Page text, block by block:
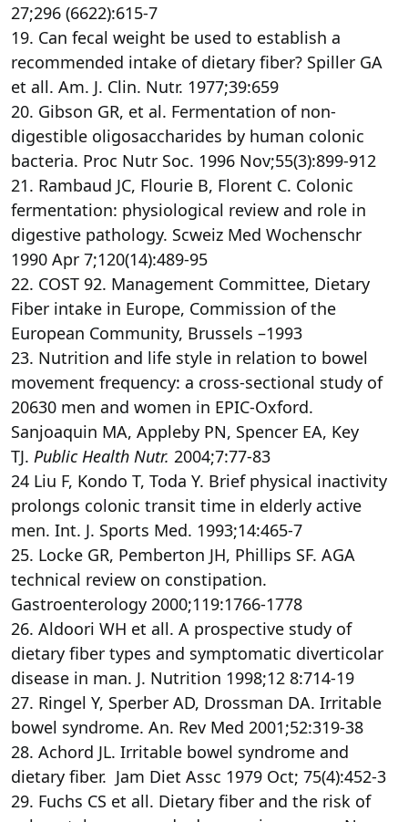
27;296 (6622):615-7
19. Can fecal weight be used to establish a
recommended intake of dietary fiber? Spiller GA
et all. Am. J. Clin. Nutr. 1977;39:659
20. Gibson GR, et al. Fermentation of non-
digestible oligosaccharides by human colonic
bacteria. Proc Nutr Soc. 1996 Nov;55(3):899-912
21. Rambaud JC, Flourie B, Florent C. Colonic
fermentation: physiological review and role in
digestive pathology. Scweiz Med Wochenschr
1990 Apr 7;120(14):489-95
22. COST 92. Management Committee, Dietary
Fiber intake in Europe, Commission of the
European Community, Brussels –1993
23. Nutrition and life style in relation to bowel
movement frequency: a cross-sectional study of
20630 men and women in EPIC-Oxford.
Sanjoaquin MA, Appleby PN, Spencer EA, Key
TJ. Public Health Nutr. 2004;7:77-83
24 Liu F, Kondo T, Toda Y. Brief physical inactivity
prolongs colonic transit time in elderly active
men. Int. J. Sports Med. 1993;14:465-7
25. Locke GR, Pemberton JH, Phillips SF. AGA
technical review on constipation.
Gastroenterology 2000;119:1766-1778
26. Aldoori WH et all. A prospective study of
dietary fiber types and symptomatic diverticolar
disease in man. J. Nutrition 1998;12 8:714-19
27. Ringel Y, Sperber AD, Drossman DA. Irritable
bowel syndrome. An. Rev Med 2001;52:319-38
28. Achord JL. Irritable bowel syndrome and
dietary fiber. Jam Diet Assc 1979 Oct; 75(4):452-3
29. Fuchs CS et all. Dietary fiber and the risk of